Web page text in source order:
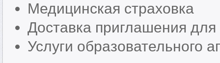
Медицинская страховка
Доставка приглашения для
Услуги образовательного